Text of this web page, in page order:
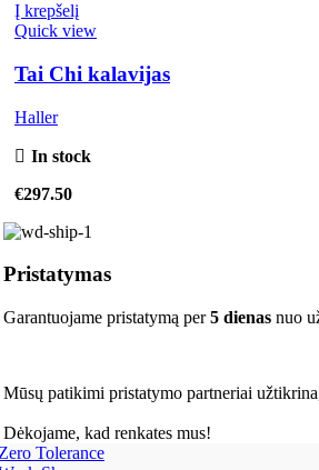
Į krepšelį
Quick view
Tai Chi kalavijas
Haller
In stock
€297.50
Pristatymas
Garantuojame pristatymą per5 dienas nuo
Mūsų patikimi pristatymo partneriai
Dėkojame, kad renkates mus!
Tolerance